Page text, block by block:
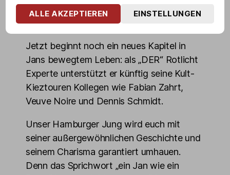
seine clevere und „gerade Art“ schnell
Karriere im Milieu.
Jetzt beginnt noch ein neues Kapitel in
Jans bewegtem Leben: als „DER“ Rotlicht
Experte unterstützt er künftig seine Kult-
Kieztouren Kollegen wie Fabian Zahrt,
Veuve Noire und Dennis Schmidt.
Unser Hamburger Jung wird euch mit
seiner außergewöhnlichen Geschichte und
seinem Charisma garantiert umhauen.
Denn das Sprichwort „ein Jan wie ein
ALLE AKZEPTIEREN EINSTELLUNGEN